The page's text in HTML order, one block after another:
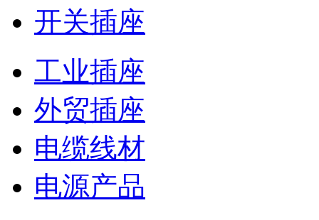
开关插座
工业插座
外贸插座
电缆线材
电源产品